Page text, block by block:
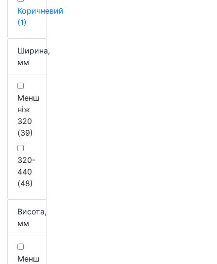
Коричневий
(1)
Ширина,
мм
Менш
ніж
320
(39)
320-
440
(48)
Висота,
мм
Менш